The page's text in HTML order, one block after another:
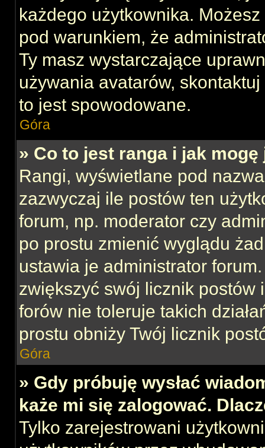
każdego użytkownika.
pod warunkiem, że
Ty masz wystarczające
używania avatarów,
to jest spowodowane.
Góra
» Co to jest ranga i jak mogę
Rangi, wyświetlane pod
zazwyczaj ile postów ten
forum, np. moderator czy
po prostu zmienić wyglądu
ustawia je administrator
zwiększyć swój licznik postów
forów nie toleruje takich
prostu obniży Twój licznik
Góra
» Gdy próbuję wysłać
każe mi się zalogować.
Tylko zarejestrowani